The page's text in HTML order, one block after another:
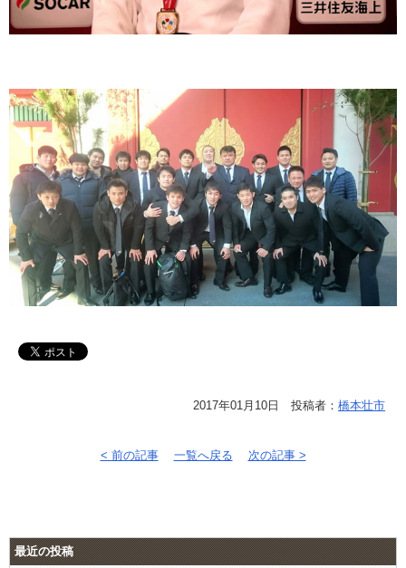
2017年01月10日 投稿者： 橋本壮市
< 前の記事 一覧へ戻る 次の記事 >
最近の投稿